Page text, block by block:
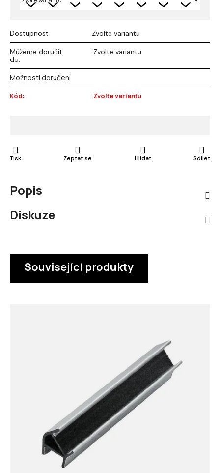
Dostupnost Zvolte variantu
Můžeme doručit
do:
Zvolte variantu
Možnosti doručení
Kód: Zvolte variantu
Tisk Zeptat se Hlídat Sdílet
Popis
Diskuze
Související produkty